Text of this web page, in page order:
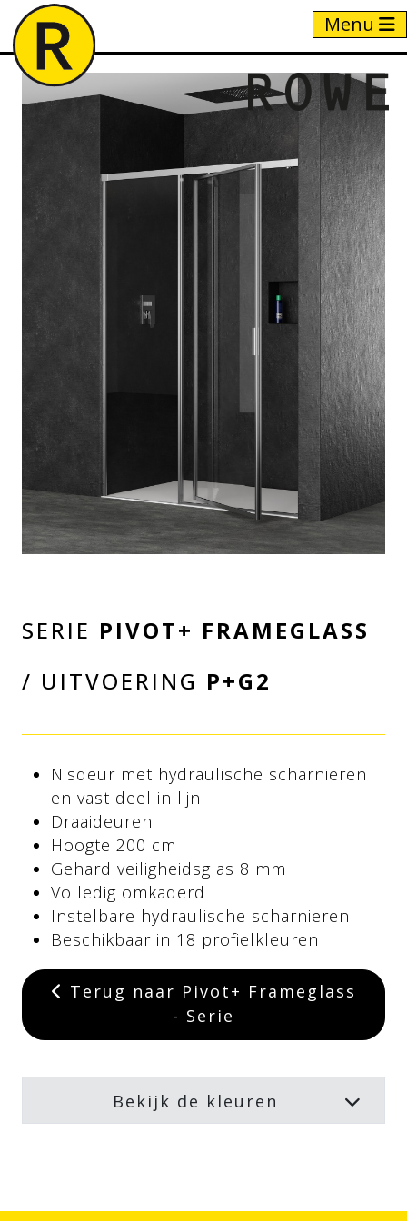
Menu
Home /
SERIE PIVOT+ FRAMEGLASS
/ UITVOERING P+G2
Nisdeur met hydraulische scharnieren
en vast deel in lijn
Draaideuren
Hoogte 200 cm
Gehard veiligheidsglas 8 mm
Volledig omkaderd
Instelbare hydraulische scharnieren
Beschikbaar in 18 profielkleuren
Terug naar Pivot+ Frameglass
- Serie
Bekijk de kleuren